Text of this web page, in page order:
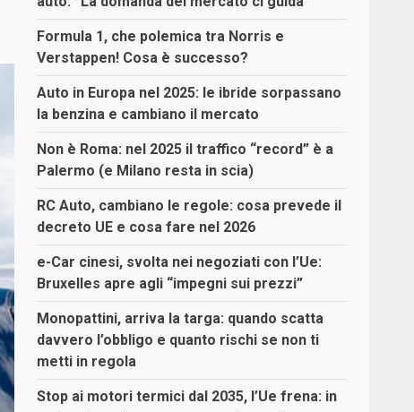
Formula 1, che polemica tra Norris e
Verstappen! Cosa è successo?
Auto in Europa nel 2025: le ibride sorpassano
la benzina e cambiano il mercato
Non è Roma: nel 2025 il traffico “record” è a
Palermo (e Milano resta in scia)
RC Auto, cambiano le regole: cosa prevede il
decreto UE e cosa fare nel 2026
e-Car cinesi, svolta nei negoziati con l’Ue:
Bruxelles apre agli “impegni sui prezzi”
Monopattini, arriva la targa: quando scatta
davvero l’obbligo e quanto rischi se non ti
metti in regola
Stop ai motori termici dal 2035, l’Ue frena: in